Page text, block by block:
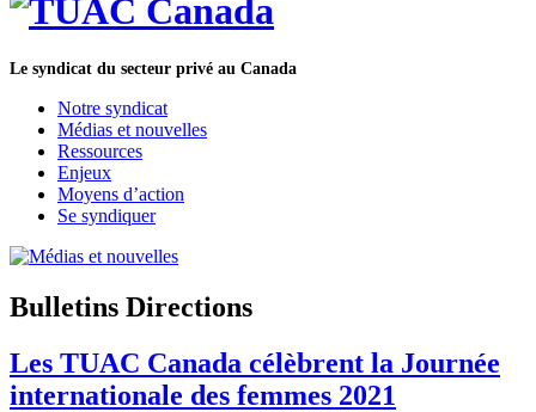
Le syndicat du secteur privé au Canada
Notre syndicat
Médias et nouvelles
Ressources
Enjeux
Moyens d’action
Se syndiquer
Bulletins Directions
Les TUAC Canada célèbrent la Journée
internationale des femmes 2021